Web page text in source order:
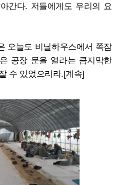
간다. 저들에게도 우리의 요
오늘도 비닐하우스에서 쪽잠
공장 문을 열라는 큼지막한
수 있었으리라.[계속]